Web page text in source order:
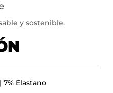
y sostenible.
7% Elastano